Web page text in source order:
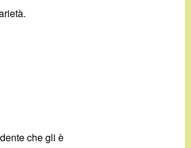
che gli è